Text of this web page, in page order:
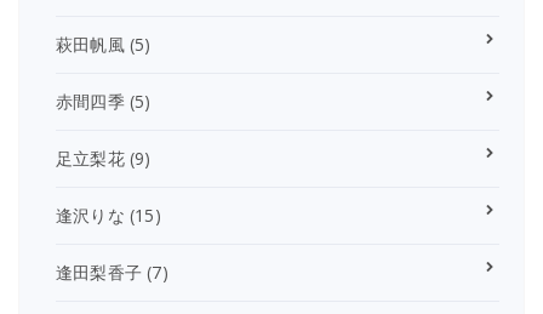
萩田帆風(5)
赤間四季(5)
足立梨花(9)
逢沢りな (15)
逢田梨香子 (7)